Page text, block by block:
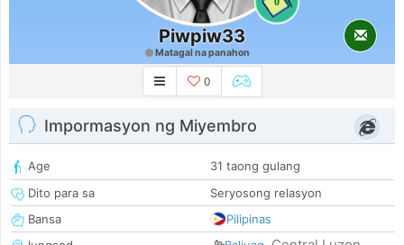
Piwpiw33
Matagal na panahon
0
Impormasyon ng Miyembro
Age
31 taong gulang
Dito para sa
Seryosong relasyon
Bansa
Pilipinas